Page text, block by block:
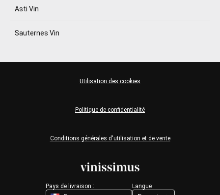
Asti Vin
Sauternes Vin
Pays de livraison : Langue
Conditions générales d'utilisation et de vente
Politique de confidentialité
Utilisation des cookies